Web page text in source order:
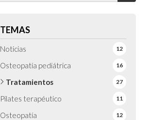
TEMAS
Noticias 12
Osteopatía pediátrica 16
Tratamientos 27
Pilates terapéutico 11
Osteopatía 12